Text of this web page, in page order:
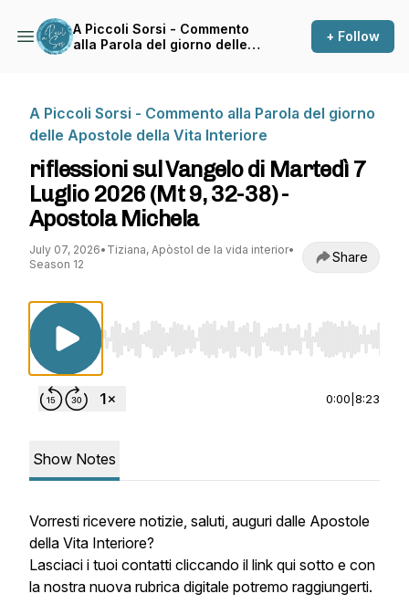
A Piccoli Sorsi - Commento
alla Parola del giorno delle
+ Follow
A Piccoli Sorsi - Commento alla Parola del giorno
delle Apostole della Vita Interiore
riflessioni sul Vangelo di Martedì 7
Luglio 2026 (Mt 9, 32-38) -
Apostola Michela
July 07, 2026• Tiziana, Apòstol de la vida interior•
Season 12
Share
Use Left/Right to seek, Home/End to jump to
0:00 8:23
Show Notes
Vorresti ricevere notizie, saluti, auguri dalle Apostole
della Vita Interiore?
Lasciaci i tuoi contatti cliccando il link qui sotto e con
la nostra nuova rubrica digitale potremo raggiungerti.